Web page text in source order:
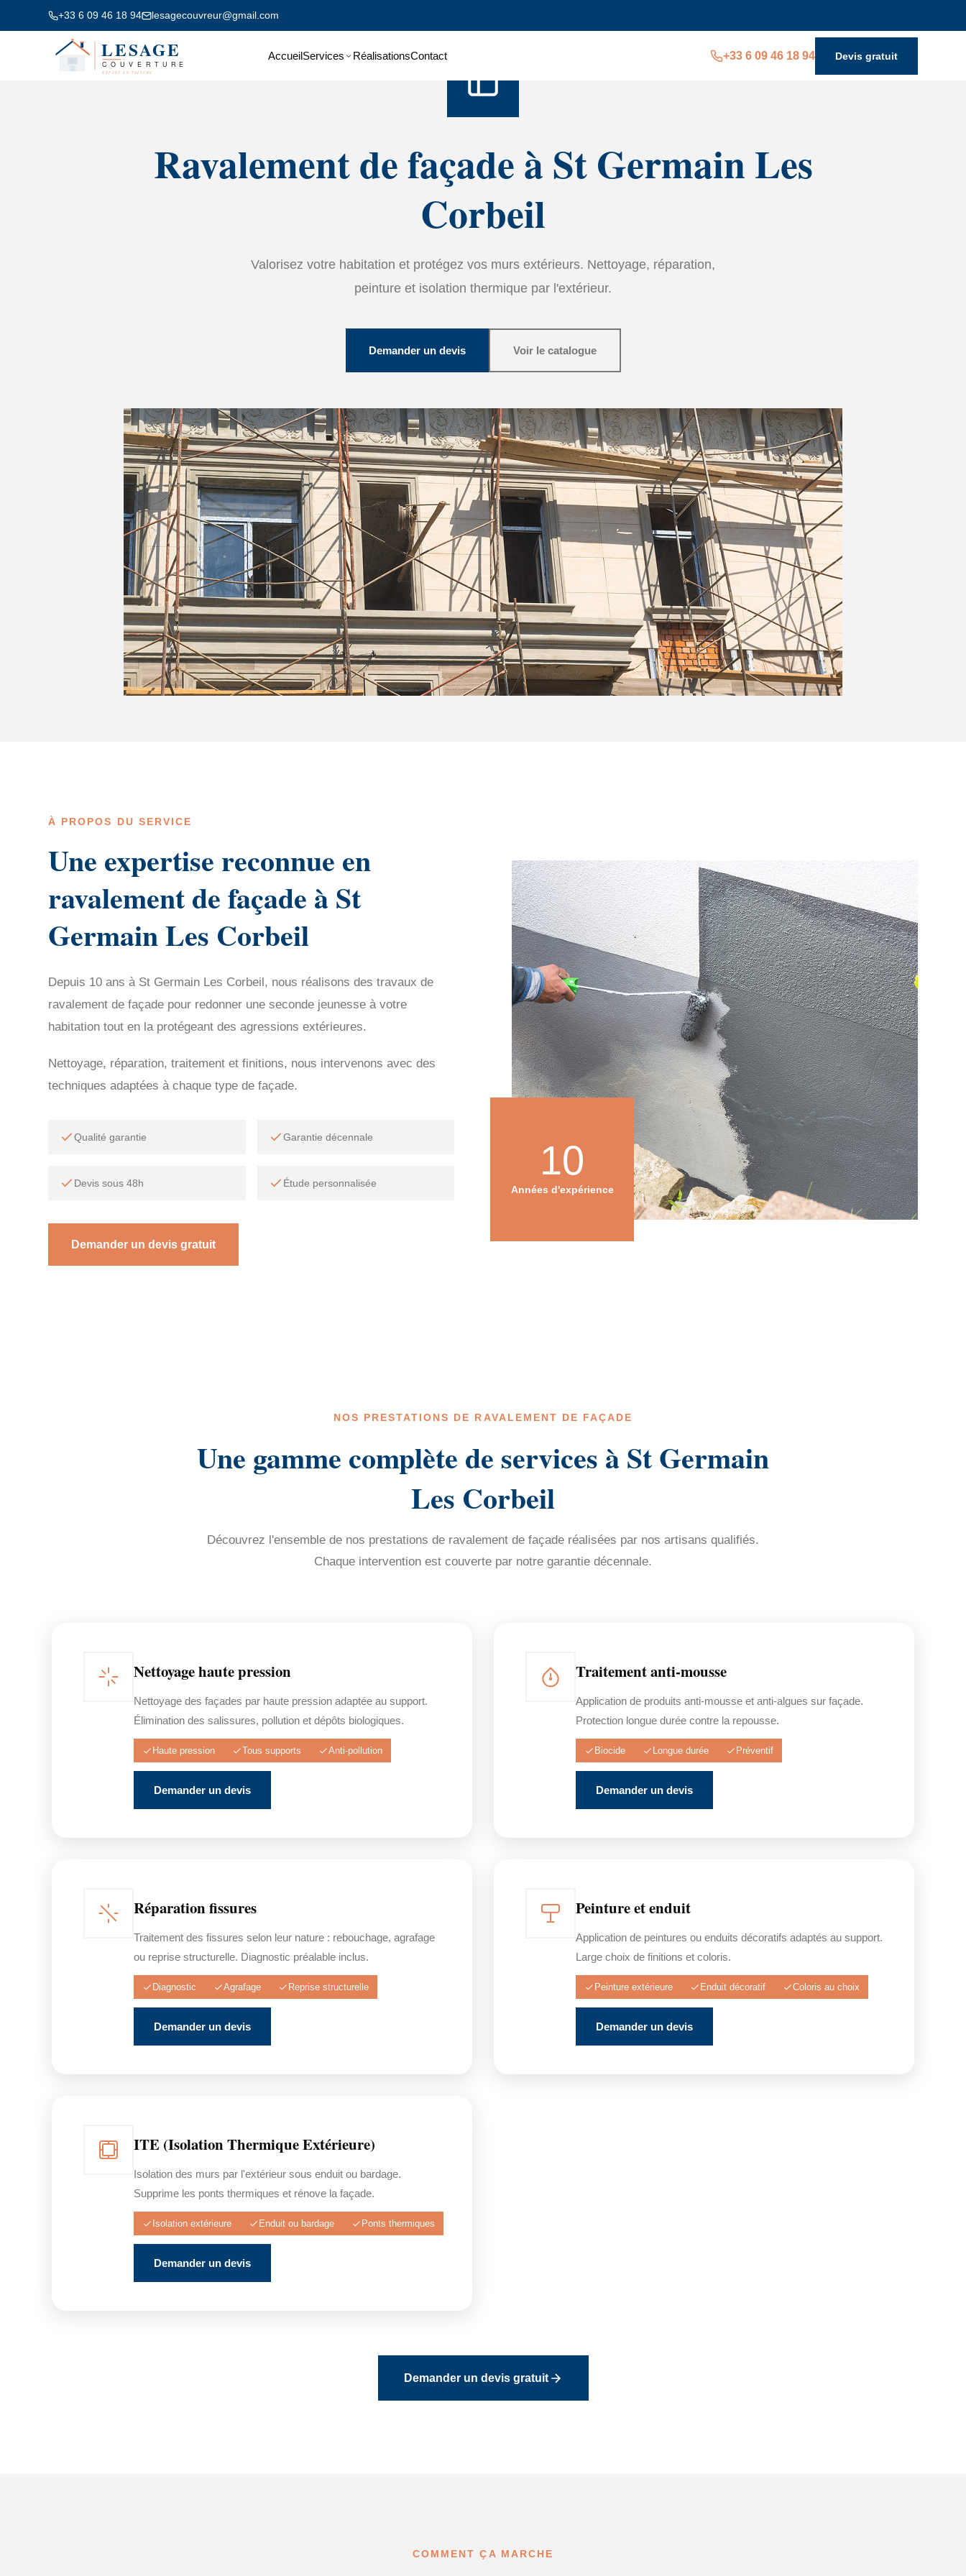
+33 6 09 46 18 94 lesagecouvreur@gmail.com
AccueilServices RéalisationsContact +33 6 09 46 18 94 Devis gratuit
Ravalement de façade à St Germain Les
Corbeil
Valorisez votre habitation et protégez vos murs extérieurs. Nettoyage, réparation,
peinture et isolation thermique par l'extérieur.
Demander un devis Voir le catalogue
À PROPOS DU SERVICE
Une expertise reconnue en
ravalement de façade à St
Germain Les Corbeil
Depuis 10 ans à St Germain Les Corbeil, nous réalisons des travaux de
ravalement de façade pour redonner une seconde jeunesse à votre
habitation tout en la protégeant des agressions extérieures.
Nettoyage, réparation, traitement et finitions, nous intervenons avec des
techniques adaptées à chaque type de façade.
Qualité garantie Garantie décennale
Devis sous 48h Étude personnalisée
Demander un devis gratuit
10
Années d'expérience
NOS PRESTATIONS DE RAVALEMENT DE FAÇADE
Une gamme complète de services à St Germain
Les Corbeil
Découvrez l'ensemble de nos prestations de ravalement de façade réalisées par nos artisans qualifiés.
Chaque intervention est couverte par notre garantie décennale.
Nettoyage haute pression
Nettoyage des façades par haute pression adaptée au support.
Élimination des salissures, pollution et dépôts biologiques.
Haute pression Tous supports Anti-pollution
Demander un devis
Traitement anti-mousse
Application de produits anti-mousse et anti-algues sur façade.
Protection longue durée contre la repousse.
Biocide Longue durée Préventif
Demander un devis
Réparation fissures
Traitement des fissures selon leur nature : rebouchage, agrafage
ou reprise structurelle. Diagnostic préalable inclus.
Diagnostic Agrafage Reprise structurelle
Demander un devis
Peinture et enduit
Application de peintures ou enduits décoratifs adaptés au support.
Large choix de finitions et coloris.
Peinture extérieure Enduit décoratif Coloris au choix
Demander un devis
ITE (Isolation Thermique Extérieure)
Isolation des murs par l'extérieur sous enduit ou bardage.
Supprime les ponts thermiques et rénove la façade.
Isolation extérieure Enduit ou bardage Ponts thermiques
Demander un devis
Demander un devis gratuit
COMMENT ÇA MARCHE